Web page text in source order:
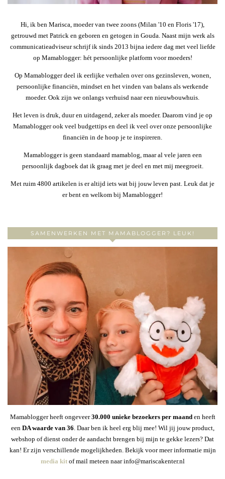
Hi, ik ben Marisca, moeder van twee zoons (Milan '10 en Floris '17),
getrouwd met Patrick en geboren en getogen in Gouda. Naast mijn werk als
communicatieadviseur schrijf ik sinds 2013 bijna iedere dag met veel liefde
op Mamablogger: hét persoonlijke platform voor moeders!
Op Mamablogger deel ik eerlijke verhalen over ons gezinsleven, wonen,
persoonlijke financiën, mindset en het vinden van balans als werkende
moeder. Ook zijn we onlangs verhuisd naar een nieuwbouwhuis.
Het leven is druk, duur en uitdagend, zeker als moeder. Daarom vind je op
Mamablogger ook veel budgettips en deel ik veel over onze persoonlijke
financiën in de hoop je te inspireren.
Mamablogger is geen standaard mamablog, maar al vele jaren een
persoonlijk dagboek dat ik graag met je deel en met mij meegroeit.
Met ruim 4800 artikelen is er altijd iets wat bij jouw leven past. Leuk dat je
er bent en welkom bij Mamablogger!
SAMENWERKEN MET MAMABLOGGER? LEUK!
Mamablogger heeft ongeveer30.000 unieke bezoekers per maanden heeft
een DA waarde van 36 . Daar ben ik heel erg blij mee! Wil jij jouw product,
webshop of dienst onder de aandacht brengen bij mijn te gekke lezers? Dat
kan! Er zijn verschillende mogelijkheden. Bekijk voor meer informatie mijn
media kitof mail meteen naar info@mariscakenter.nl